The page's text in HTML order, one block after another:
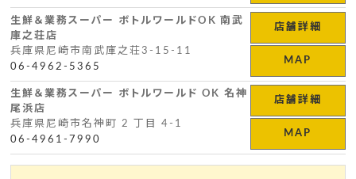
生鮮＆業務スーパー ボトルワールドOK 南武
庫之荘店
兵庫県尼崎市南武庫之荘3-15-11
06-4962-5365
店舗詳細
MAP
生鮮＆業務スーパー ボトルワールド OK 名神
尾浜店
兵庫県尼崎市名神町 2 丁目 4-1
06-4961-7990
店舗詳細
MAP